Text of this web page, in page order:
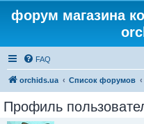
форум магазина
FAQ
orchids.ua Список форумов
Профиль